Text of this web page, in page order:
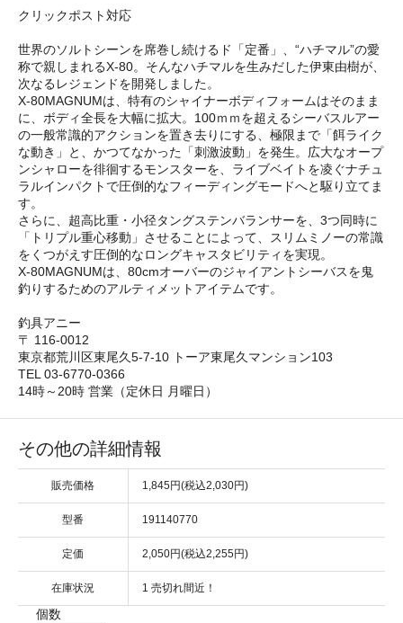
クリックポスト対応
世界のソルトシーンを席巻し続けるド「定番」、“ハチマル”の愛
称で親しまれるX-80。そんなハチマルを生みだした伊東由樹が、
次なるレジェンドを開発しました。
X-80MAGNUMは、特有のシャイナーボディフォームはそのまま
に、ボディ全長を大幅に拡大。100ｍｍを超えるシーバスルアー
の一般常識的アクションを置き去りにする、極限まで「餌ライク
な動き」と、かつてなかった「刺激波動」を発生。広大なオープ
ンシャローを徘徊するモンスターを、ライブベイトを凌ぐナチュ
ラルインパクトで圧倒的なフィーディングモードへと駆り立てま
す。
さらに、超高比重・小径タングステンバランサーを、3つ同時に
「トリプル重心移動」させることによって、スリムミノーの常識
をくつがえす圧倒的なロングキャスタビリティを実現。
X-80MAGNUMは、80cmオーバーのジャイアントシーバスを鬼
釣りするためのアルティメットアイテムです。
釣具アニー
〒 116-0012
東京都荒川区東尾久5-7-10 トーア東尾久マンション103
TEL 03-6770-0366
14時～20時 営業（定休日 月曜日）
その他の詳細情報
販売価格 1,845円(税込2,030円)
型番 191140770
定価 2,050円(税込2,255円)
在庫状況 1 売切れ間近！
個数